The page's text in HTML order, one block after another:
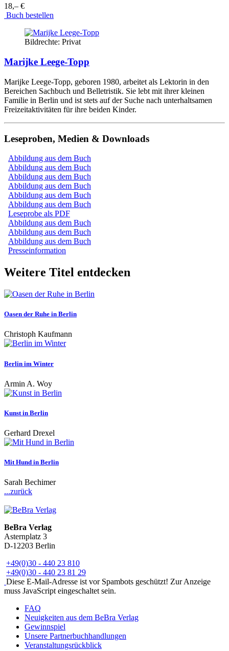
18,– €
Buch bestellen
Bildrechte: Privat
Marijke Leege-Topp
Marijke Leege-Topp, geboren 1980, arbeitet als Lektorin in den
Bereichen Sachbuch und Belletristik. Sie lebt mit ihrer kleinen
Familie in Berlin und ist stets auf der Suche nach unterhaltsamen
Freizeitaktivitäten für ihre beiden Kinder.
Leseproben, Medien & Downloads
Abbildung aus dem Buch
Abbildung aus dem Buch
Abbildung aus dem Buch
Abbildung aus dem Buch
Abbildung aus dem Buch
Abbildung aus dem Buch
Leseprobe als PDF
Abbildung aus dem Buch
Abbildung aus dem Buch
Abbildung aus dem Buch
Presseinformation
Weitere Titel entdecken
Oasen der Ruhe in Berlin
Christoph Kaufmann
Berlin im Winter
Armin A. Woy
Kunst in Berlin
Gerhard Drexel
Mit Hund in Berlin
Sarah Bechimer
...zurück
BeBra Verlag
Asternplatz 3
D-12203 Berlin
+49(0)30 - 440 23 810
+49(0)30 - 440 23 81 29
Diese E-Mail-Adresse ist vor Spambots geschützt! Zur Anzeige
muss JavaScript eingeschaltet sein.
FAQ
Neuigkeiten aus dem BeBra Verlag
Gewinnspiel
Unsere Partnerbuchhandlungen
Veranstaltungsrückblick